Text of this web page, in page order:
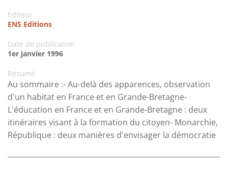
Editeur
ENS Editions
Date de publication
1er janvier 1996
Résumé
Au sommaire :- Au-delà des apparences, observation
d'un habitat en France et en Grande-Bretagne-
L'éducation en France et en Grande-Bretagne : deux
itinéraires visant à la formation du citoyen- Monarchie,
République : deux manières d'envisager la démocratie